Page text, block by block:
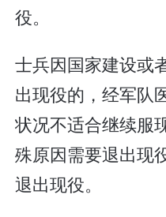
役。
士兵因国家建设或
出现役的，经军队
状况不适合继续服
殊原因需要退出现
退出现役。